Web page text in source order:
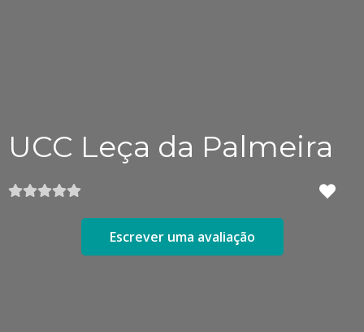
UCC Leça da Palmeira
Escrever uma avaliação